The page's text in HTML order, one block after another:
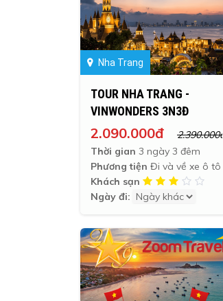
Nha Trang
TOUR NHA TRANG -
VINWONDERS 3N3Đ
2.090.000đ
2.390.000đ
Thời gian 3 ngày 3 đêm
Phương tiện Đi và về xe ô tô
Khách sạn
Ngày đi: